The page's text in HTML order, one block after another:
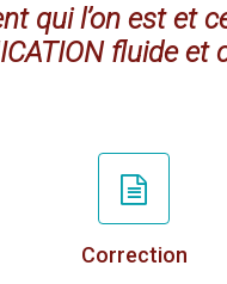
qui l’on est et
fluide et
Correction